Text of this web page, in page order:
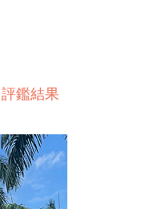
評鑑結果